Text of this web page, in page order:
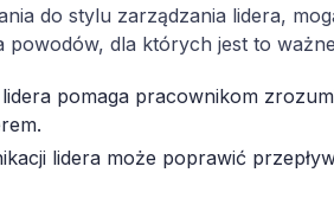
do stylu zarządzania lidera,
powodów, dla których jest to
pomaga pracownikom
lidera może poprawić